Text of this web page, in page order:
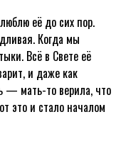
её до сих пор.
Когда мы
Всё в Свете её
и даже как
— мать-то верила, что
это и стало началом